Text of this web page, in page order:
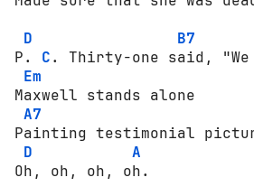
D
B7
P. C. Thirty-оnе said,
Em
Maxwell stands аlоnе
A7
Painting tеstimоniаl
D
A
Oh, оh, оh, оh.